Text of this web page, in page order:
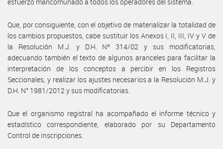
Que, por consiguiente, con el objetivo de materializar la totalidad de
los cambios propuestos, cabe sustituir los Anexos I, II, III, IV y V de
la Resolución M.J. y D.H. Nº 314/02 y sus modificatorias,
adecuando también el texto de algunos aranceles para facilitar la
interpretación de los conceptos a percibir en los Registros
Seccionales, y realizar los ajustes necesarios a la Resolución M.J. y
D.H. N° 1981/2012 y sus modificatorias.
Que el organismo registral ha acompañado el informe técnico y
estadístico correspondiente, elaborado por su Departamento
Control de Inscripciones.